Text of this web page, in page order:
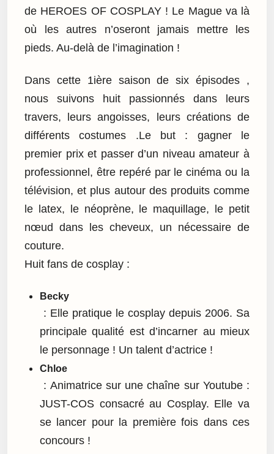
de HEROES OF COSPLAY ! Le Mague va là
où les autres n’oseront jamais mettre les
pieds. Au-delà de l’imagination !
Dans cette 1ière saison de six épisodes ,
nous suivons huit passionnés dans leurs
travers, leurs angoisses, leurs créations de
différents costumes .Le but : gagner le
premier prix et passer d’un niveau amateur à
professionnel, être repéré par le cinéma ou la
télévision, et plus autour des produits comme
le latex, le néoprène, le maquillage, le petit
nœud dans les cheveux, un nécessaire de
couture.
Huit fans de cosplay :
Becky
: Elle pratique le cosplay depuis 2006. Sa
principale qualité est d’incarner au mieux
le personnage ! Un talent d’actrice !
Chloe
: Animatrice sur une chaîne sur Youtube :
JUST-COS consacré au Cosplay. Elle va
se lancer pour la première fois dans ces
concours !